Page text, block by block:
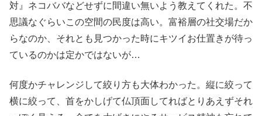
対』ネコババなどせずに間違い無いよう教えてくれた。不
思議なぐらいこの空間の民度は高い。富裕層の社交場だか
らなのか、それとも見つかった時にキツイお仕置きが待っ
ているのかは定かではないが…
何度かチャレンジして絞り方も大体わかった。縦に絞って
横に絞って、首をかしげて仏頂面してればとりあえずそれ